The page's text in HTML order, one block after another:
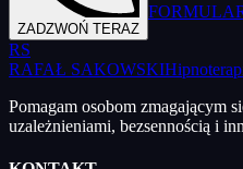
ZADZWOŃ TERAZ
RS
RAFAŁ SAKOWSKI
Pomagam osobom zmagającym
uzależnieniami, bezsennością i